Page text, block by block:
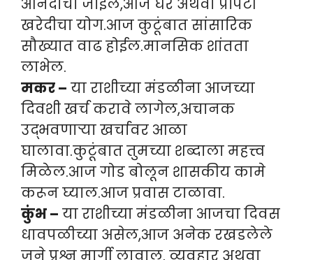
आनंदाचा जाईल,आज घर अथवा प्रॉपर्टी
खरेदीचा योग.आज कुटूंबात सांसारिक
सौख्यात वाढ होईल.मानसिक शांतता
लाभेल.
मकर – या राशीच्या मंडळीना आजच्या
दिवशी खर्च करावे लागेल,अचानक
उद्भवणार्‍या खर्चावर आळा
घालावा.कुटूंबात तुमच्या शब्दाला महत्त्व
मिळेल.आज गोड बोलून शासकीय कामे
करून घ्याल.आज प्रवास टाळावा.
कुंभ – या राशीच्या मंडळीना आजचा दिवस
धावपळीच्या असेल,आज अनेक रखडलेले
जुने प्रश्न मार्गी लावाल. व्यवहार अथवा